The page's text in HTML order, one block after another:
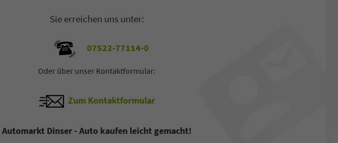
Sie erreichen uns unter:
07522-77114-0
Oder über unser Kontaktformular:
Zum Kontaktformular
Automarkt Dinser - Auto kaufen leicht gemacht!
Manager B2C / B2B
7522 77 11 4 - 11